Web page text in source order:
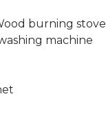
burning stove
machine